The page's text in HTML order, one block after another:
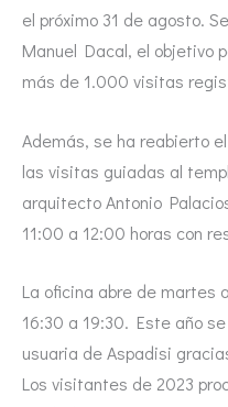
el próximo 31 de agosto.
Manuel Dacal, el objetivo
más de 1.000 visitas
Además, se ha reabierto
las visitas guiadas al
arquitecto Antonio
11:00 a 12:00 horas con
La oficina abre de martes
16:30 a 19:30. Este año
usuaria de Aspadisi
Los visitantes de 2023